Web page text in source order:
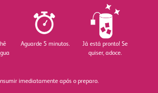
Aguarde 5 minutos.
Já está pronto! Se
quiser, adoce.
imediatamente após o preparo.